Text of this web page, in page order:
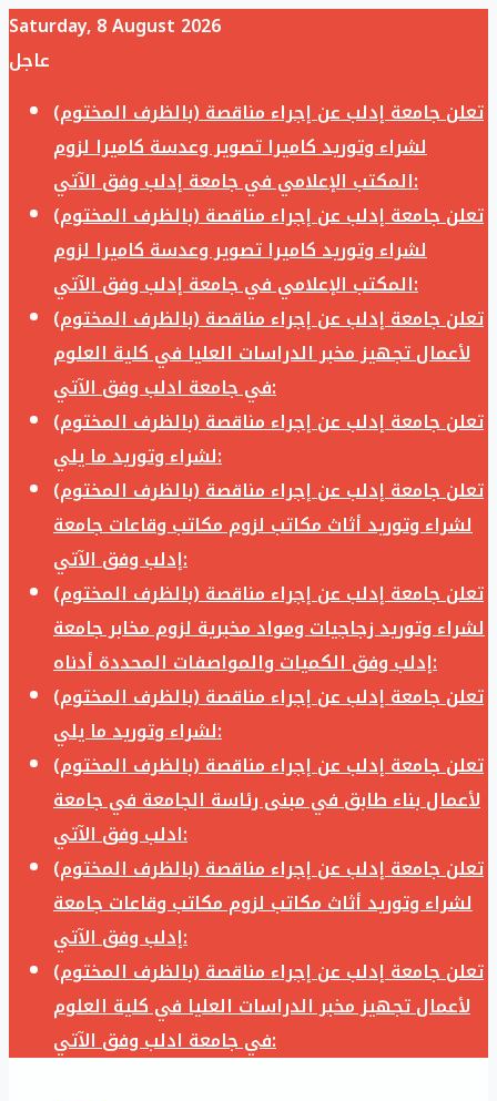
Saturday, 8 August 2026
عاجل
تعلن جامعة إدلب عن إجراء مناقصة (بالظرف المختوم)
لشراء وتوريد كاميرا تصوير وعدسة كاميرا لزوم
المكتب الإعلامي في جامعة إدلب وفق الآتي:
تعلن جامعة إدلب عن إجراء مناقصة (بالظرف المختوم)
لشراء وتوريد كاميرا تصوير وعدسة كاميرا لزوم
المكتب الإعلامي في جامعة إدلب وفق الآتي:
تعلن جامعة إدلب عن إجراء مناقصة (بالظرف المختوم)
لأعمال تجهيز مخبر الدراسات العليا في كلية العلوم
في جامعة ادلب وفق الآتي:
تعلن جامعة إدلب عن إجراء مناقصة (بالظرف المختوم)
لشراء وتوريد ما يلي:
تعلن جامعة إدلب عن إجراء مناقصة (بالظرف المختوم)
لشراء وتوريد أثاث مكاتب لزوم مكاتب وقاعات جامعة
إدلب وفق الآتي:
تعلن جامعة إدلب عن إجراء مناقصة (بالظرف المختوم)
لشراء وتوريد زجاجيات ومواد مخبرية لزوم مخابر جامعة
إدلب وفق الكميات والمواصفات المحددة أدناه:
تعلن جامعة إدلب عن إجراء مناقصة (بالظرف المختوم)
لشراء وتوريد ما يلي:
تعلن جامعة إدلب عن إجراء مناقصة (بالظرف المختوم)
لأعمال بناء طابق في مبنى رئاسة الجامعة في جامعة
ادلب وفق الآتي:
تعلن جامعة إدلب عن إجراء مناقصة (بالظرف المختوم)
لشراء وتوريد أثاث مكاتب لزوم مكاتب وقاعات جامعة
إدلب وفق الآتي:
تعلن جامعة إدلب عن إجراء مناقصة (بالظرف المختوم)
لأعمال تجهيز مخبر الدراسات العليا في كلية العلوم
في جامعة ادلب وفق الآتي: